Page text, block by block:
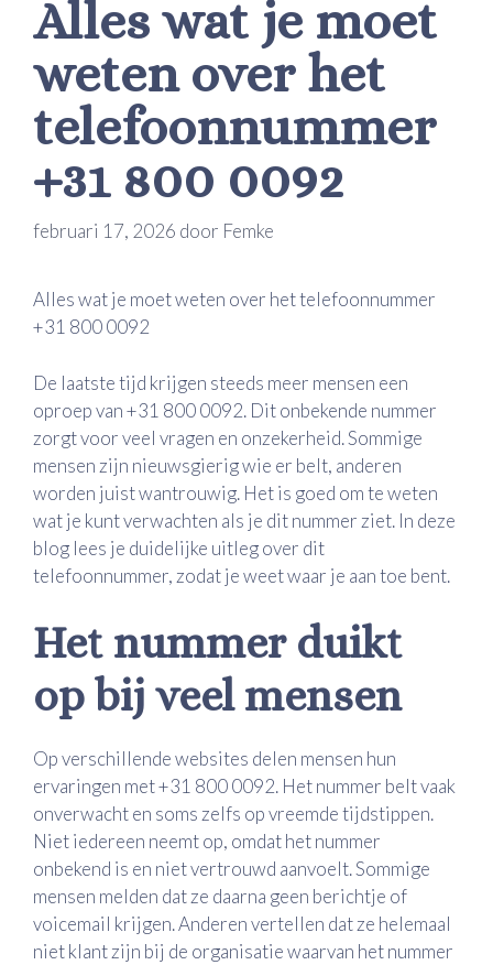
Alles wat je moet
weten over het
telefoonnummer
+31 800 0092
februari 17, 2026 door Femke
Alles wat je moet weten over het telefoonnummer
+31 800 0092
De laatste tijd krijgen steeds meer mensen een
oproep van +31 800 0092. Dit onbekende nummer
zorgt voor veel vragen en onzekerheid. Sommige
mensen zijn nieuwsgierig wie er belt, anderen
worden juist wantrouwig. Het is goed om te weten
wat je kunt verwachten als je dit nummer ziet. In deze
blog lees je duidelijke uitleg over dit
telefoonnummer, zodat je weet waar je aan toe bent.
Het nummer duikt
op bij veel mensen
Op verschillende websites delen mensen hun
ervaringen met +31 800 0092. Het nummer belt vaak
onverwacht en soms zelfs op vreemde tijdstippen.
Niet iedereen neemt op, omdat het nummer
onbekend is en niet vertrouwd aanvoelt. Sommige
mensen melden dat ze daarna geen berichtje of
voicemail krijgen. Anderen vertellen dat ze helemaal
niet klant zijn bij de organisatie waarvan het nummer